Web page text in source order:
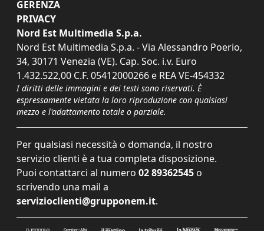
GERENZA
PRIVACY
Nord Est Multimedia S.p.a.
Nord Est Multimedia S.p.a. - Via Alessandro Poerio,
34, 30171 Venezia (VE). Cap. Soc. i.v. Euro
1.432.522,00 C.F. 05412000266 e REA VE-454332
I diritti delle immagini e dei testi sono riservati. È
espressamente vietata la loro riproduzione con qualsiasi
mezzo e l'adattamento totale o parziale.
Per qualsiasi necessità o domanda, il nostro
servizio clienti è a tua completa disposizione.
Puoi contattarci al numero 02 89362545 o
scrivendo una mail a
servizioclienti@grupponem.it.